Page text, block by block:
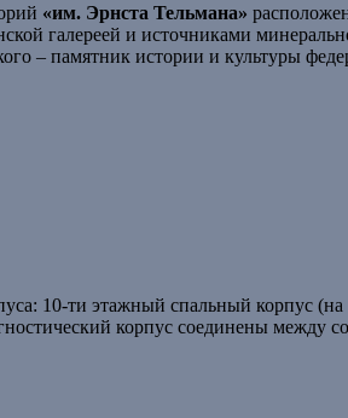
«им. Эрнста Тельмана»
галереей и источниками
– памятник истории и культуры
10-ти этажный спальный корпус
корпус соединены между